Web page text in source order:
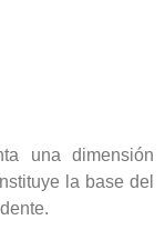
una dimensión
la base del